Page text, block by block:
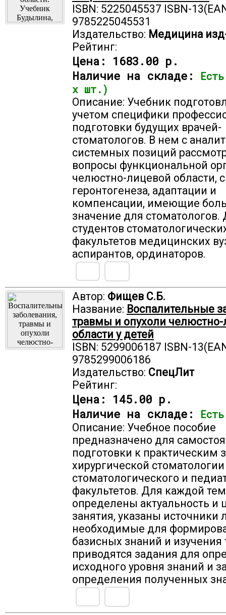
ISBN: 5225045537 ISBN-
9785225045531
Издательство: Медицина
Рейтинг:
Цена: 1683.00 р.
Наличие на складе:
х шт.)
Описание: Учебник
учетом специфики
подготовки будущих врачей-
стоматологов. В нем с
системных позиций
вопросы функциональной
челюстно-лицевой области,
геронтогенеза, адаптации и
компенсации, имеющие
значение для стоматологов.
студентов
факультетов медицинских
аспирантов, ординаторов.
Автор: Фищев С.Б.
Название: Воспалительные
травмы и опухоли
области у детей
ISBN: 5299006187 ISBN-
9785299006186
Издательство: СпецЛит
Рейтинг:
Цена: 145.00 р.
Наличие на складе:
Описание: Учебное пособие
предназначено для
подготовки к практическим
хирургической
стоматологического и
факультетов. Для каждой
определены актуальность и
занятия, указаны источники
необходимые для
базисных знаний и
приводятся задания для
исходного уровня знаний и
определения полученных